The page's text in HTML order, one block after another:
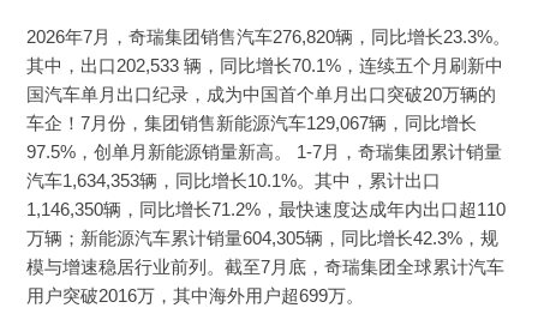
2026年7月，奇瑞集团销售汽车276,820辆，同比增长23.3%。
其中，出口202,533 辆，同比增长70.1%，连续五个月刷新中
国汽车单月出口纪录，成为中国首个单月出口突破20万辆的
车企！7月份，集团销售新能源汽车129,067辆，同比增长
97.5%，创单月新能源销量新高。 1-7月，奇瑞集团累计销量
汽车1,634,353辆，同比增长10.1%。其中，累计出口
1,146,350辆，同比增长71.2%，最快速度达成年内出口超110
万辆；新能源汽车累计销量604,305辆，同比增长42.3%，规
模与增速稳居行业前列。截至7月底，奇瑞集团全球累计汽车
用户突破2016万，其中海外用户超699万。